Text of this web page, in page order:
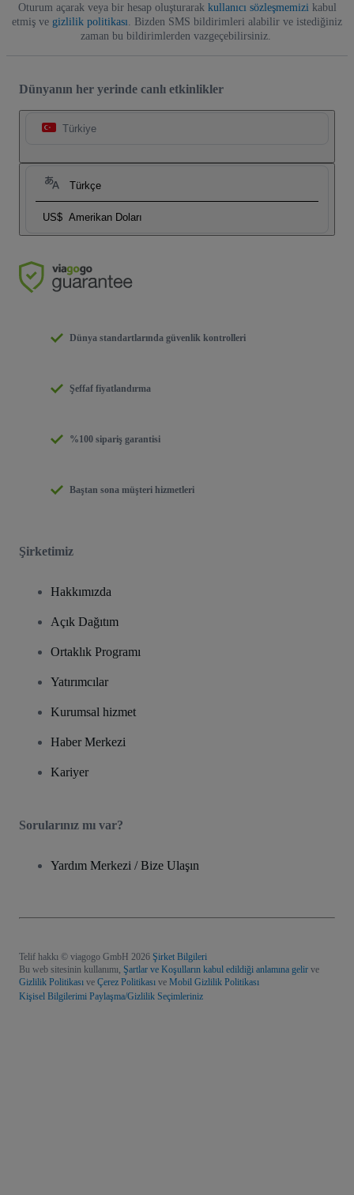
Oturum açarak veya bir hesap oluşturarak kullanıcı sözleşmemizikabul
etmiş ve gizlilik politikası. Bizden SMS bildirimleri alabilir ve istediğiniz
zaman bu bildirimlerden vazgeçebilirsiniz.
Dünyanın her yerinde canlı etkinlikler
Türkiye
Türkçe
US$ Amerikan Doları
Dünya standartlarında güvenlik kontrolleri
Şeffaf fiyatlandırma
%100 sipariş garantisi
Baştan sona müşteri hizmetleri
Şirketimiz
Hakkımızda
Açık Dağıtım
Ortaklık Programı
Yatırımcılar
Kurumsal hizmet
Haber Merkezi
Kariyer
Sorularınız mı var?
Yardım Merkezi / Bize Ulaşın
Telif hakkı © viagogo GmbH 2026 Şirket Bilgileri
Bu web sitesinin kullanımı, Şartlar ve Koşulların kabul edildiği anlamına gelir ve
Gizlilik Politikası ve Çerez Politikası ve Mobil Gizlilik Politikası
Kişisel Bilgilerimi Paylaşma/Gizlilik Seçimleriniz